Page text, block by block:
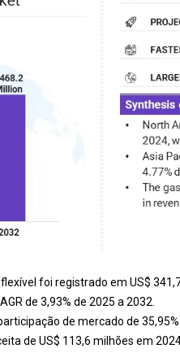
foi registrado em US$
de 3,93% de 2025 a 2032.
de mercado de
de US$ 113,6 milhões em